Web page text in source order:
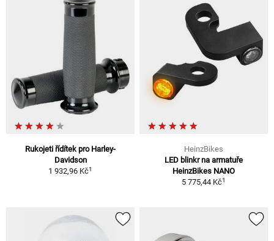
Rukojeti řídítek pro Harley-
Davidson
1 932,96 Kč1
HeinzBikes
LED blinkr na armatuře
HeinzBikes NANO
5 775,44 Kč1